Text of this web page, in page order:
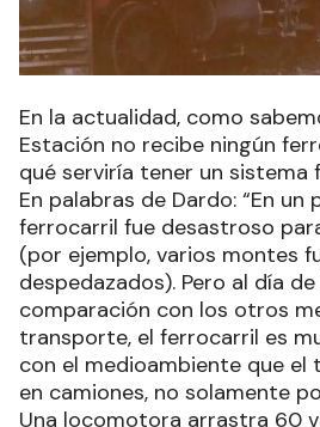
En la actualidad, como
Estación no recibe ningún
qué serviría tener un sistema
En palabras de Dardo: “En un
ferrocarril fue desastroso
(por ejemplo, varios montes
despedazados). Pero al día de
comparación con los otros
transporte, el ferrocarril es
con el medioambiente que
en camiones, no solamente
Una locomotora arrastra 60